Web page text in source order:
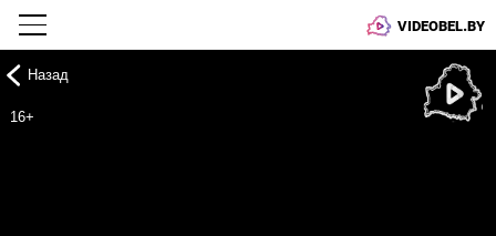
VIDEOBEL.BY
Назад
16+